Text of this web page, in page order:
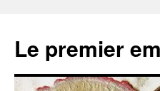
contenu
Le premier